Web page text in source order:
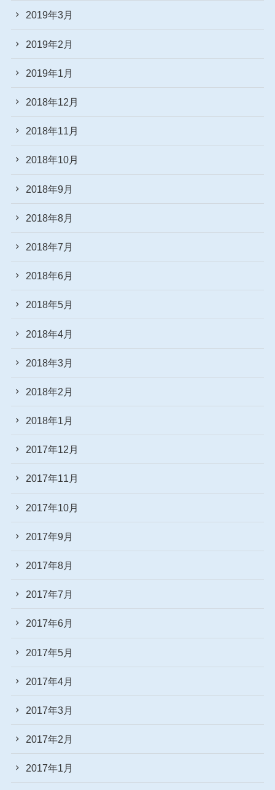
2019年3月
2019年2月
2019年1月
2018年12月
2018年11月
2018年10月
2018年9月
2018年8月
2018年7月
2018年6月
2018年5月
2018年4月
2018年3月
2018年2月
2018年1月
2017年12月
2017年11月
2017年10月
2017年9月
2017年8月
2017年7月
2017年6月
2017年5月
2017年4月
2017年3月
2017年2月
2017年1月